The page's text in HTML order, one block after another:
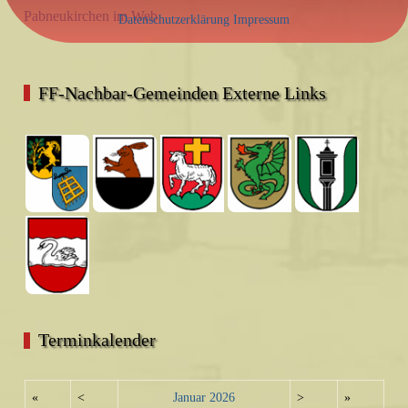
Pabneukirchen im Web
FF-Nachbar-Gemeinden Externe Links
Terminkalender
« < Januar 2026 > »
Datenschutzerklärung Impressum